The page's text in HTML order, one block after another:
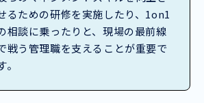
るための研修を実施したり、1on1
相談に乗ったりと、現場の最前線
戦う管理職を支えることが重要で
。